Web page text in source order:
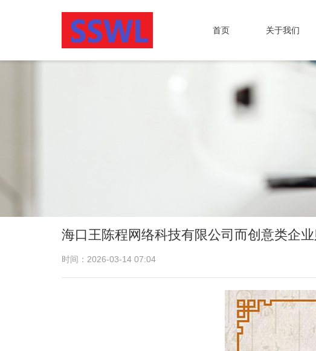
首页 关于我们
海口王陈程网络科技有限公司而创意类企
时间：2026-03-14 07:04